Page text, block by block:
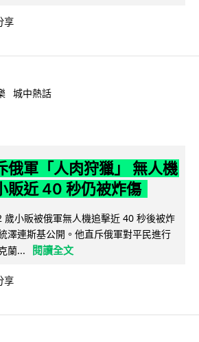
享
城中熱話
俄軍「人肉狩獵」 無人機
販近 40 秒仍被炸傷
歲小販被俄軍無人機追擊近 40 秒後被炸
澤連斯基公開。他直斥俄軍對平民進行
蘭...
閱讀全文
享